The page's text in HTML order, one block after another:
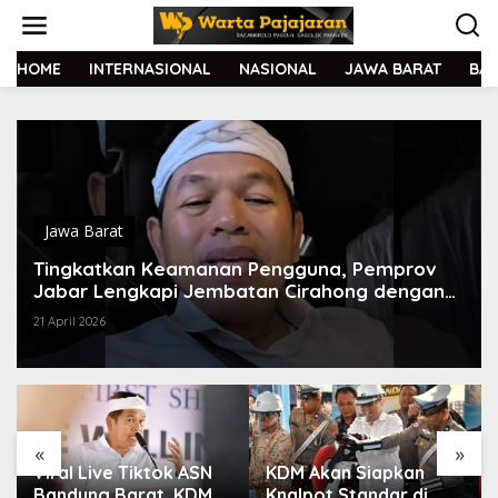
t
HOME INTERNASIONAL NASIONAL JAWA BARAT
Jawa Barat
Tingkatkan Keamanan Pengguna, Pemprov
Jabar Lengkapi Jembatan Cirahong dengan
Kamera Pengawas
21 April 2026
« »
Viral Live Tiktok ASN
KDM Akan Siapkan